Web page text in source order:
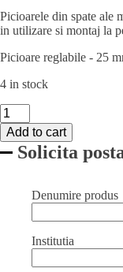
Picioarele din spate ale
in utilizare si montaj la
Picioare reglabile - 25
4 in stock
Spalator
din
otel
inoxidabil
cuve,adancime
1000x600x(H)850mm
quantity
Add to cart
Solicita
Denumire produs
Institutia